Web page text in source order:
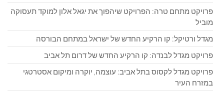
פרויקט מתחם טרה: הפרויקט שיהפוך את יגאל אלון למוקד תעסוקה
מוביל
מגדל ורטיקל: קו הרקיע החדש של ישראל במתחם הבורסה
פרויקט מגדל לבנדה: קו הרקיע החדש של דרום תל אביב
פרויקט מגדל לקסוס בתל אביב: עוצמה, יוקרה ומיקום אסטרטגי
במזרח העיר